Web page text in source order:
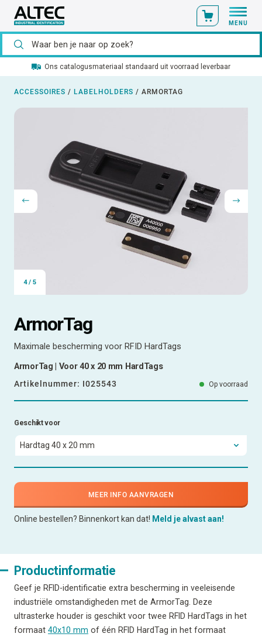
MENU
Ons catalogusmateriaal standaard uit voorraad leverbaar
ACCESSOIRES / LABELHOLDERS / ARMORTAG
4/ 5
ArmorTag
Maximale bescherming voor RFID HardTags
ArmorTag | Voor 40 x 20 mm HardTags
Artikelnummer: I025543 Op voorraad
Geschikt voor
MEER INFO AANVRAGEN
Online bestellen? Binnenkort kan dat! Meld je alvast aan!
Productinformatie
Geef je RFID-identificatie extra bescherming in veeleisende
industriële omstandigheden met de ArmorTag. Deze
ultrasterke houder is geschikt voor twee RFID HardTags in het
formaat 40x10 mm of één RFID HardTag in het formaat